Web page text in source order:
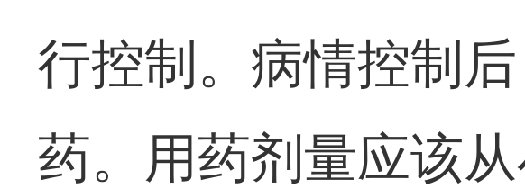
行控制。病情控制
药。用药剂量应该